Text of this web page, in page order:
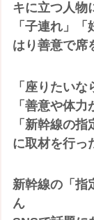
キに立つ人物
「子連れ」
はり善意で席
「座りたい
「善意や体
「新幹線の
に取材を行っ
新幹線の「指
ん